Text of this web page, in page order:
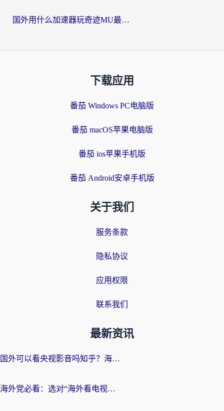
国外用什么加速器玩奇迹MU最好？2026海外玩家国服游戏加速全攻略
下载应用
番茄 Windows PC电脑版
番茄 macOS苹果电脑版
番茄 ios苹果手机版
番茄 Android安卓手机版
关于我们
服务条款
隐私协议
应用权限
联系我们
最新资讯
国外可以看央视影音吗知乎？海外党亲测有效的回国加速方案
海外党必看：选对“海外看电视剧软件”，再也不用愁国内剧刷不了